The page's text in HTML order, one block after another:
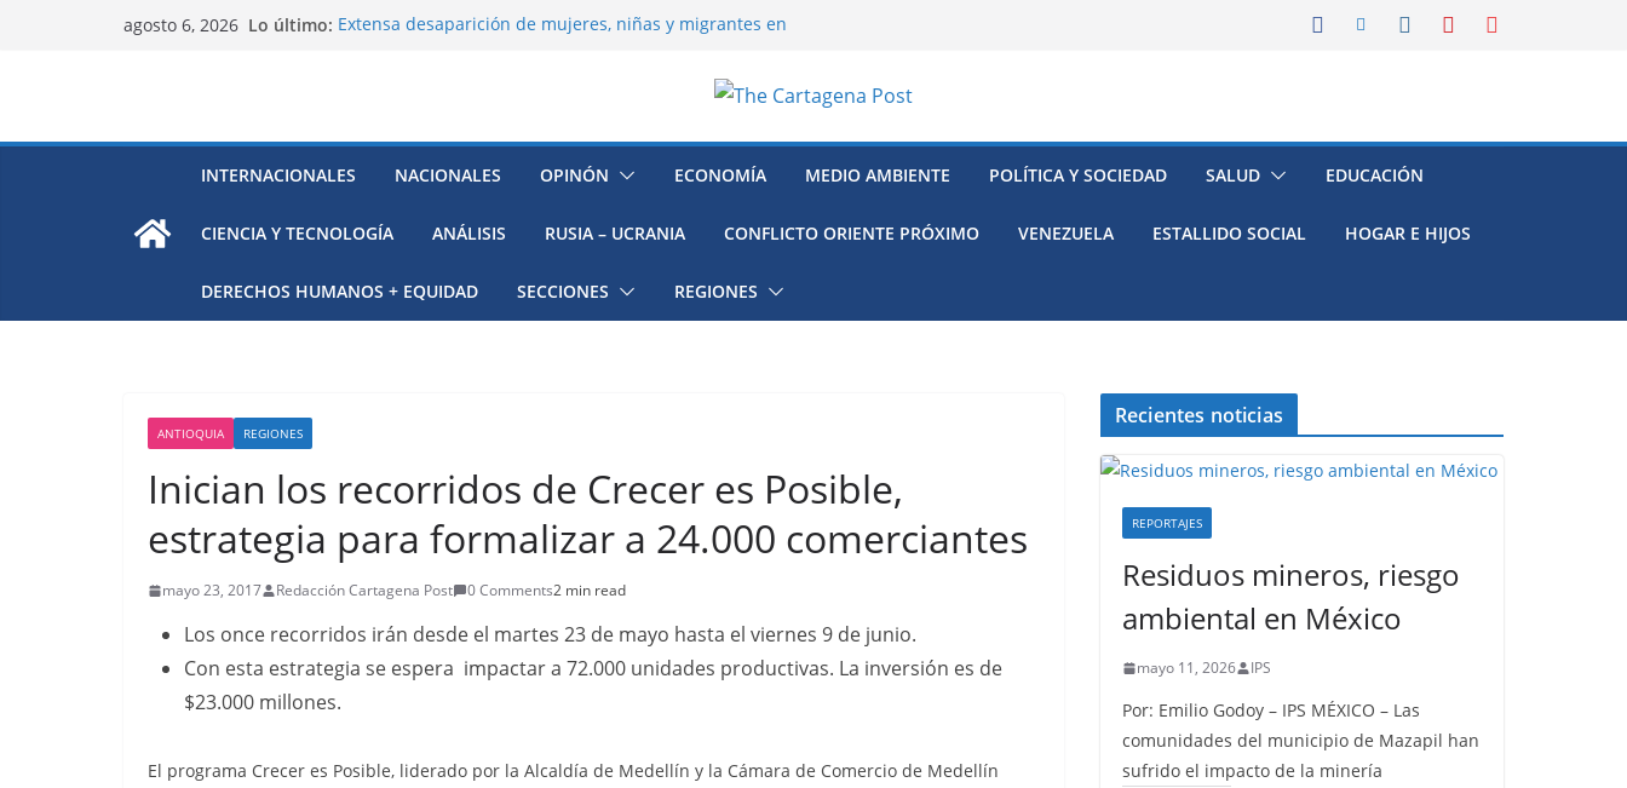
agosto 6, 2026 Lo último: Extensa desaparición de mujeres, niñas y migrantes en
Residuos mineros, riesgo ambiental en México
Alarma a expertos de ONU la muerte de preso político en
INTERNACIONALES NACIONALES OPINÓN ECONOMÍA MEDIO AMBIENTE POLÍTICA Y SOCIEDAD SALUD EDUCACIÓN
CIENCIA Y TECNOLOGÍA ANÁLISIS RUSIA – UCRANIA CONFLICTO ORIENTE PRÓXIMO VENEZUELA ESTALLIDO SOCIAL HOGAR E HIJOS
DERECHOS HUMANOS + EQUIDAD SECCIONES REGIONES
ANTIOQUIA REGIONES
Inician los recorridos de Crecer es Posible,
estrategia para formalizar a 24.000 comerciantes
mayo 23, 2017 Redacción Cartagena Post 0 Comments2 min read
Los once recorridos irán desde el martes 23 de mayo hasta el viernes 9 de junio.
Con esta estrategia se espera impactar a 72.000 unidades productivas. La inversión es de
$23.000 millones.
El programa Crecer es Posible, liderado por la Alcaldía de Medellín y la Cámara de Comercio de Medellín
Recientes noticias
REPORTAJES
Residuos mineros, riesgo
ambiental en México
mayo 11, 2026 IPS
Por: Emilio Godoy – IPS MÉXICO – Las
comunidades del municipio de Mazapil han
sufrido el impacto de la minería